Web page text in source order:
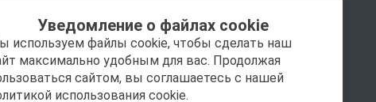
Уведомление о файлах cookie
используем файлы cookie, чтобы сделать наш
максимально удобным для вас. Продолжая
сайтом, вы соглашаетесь с нашей
использования cookie.